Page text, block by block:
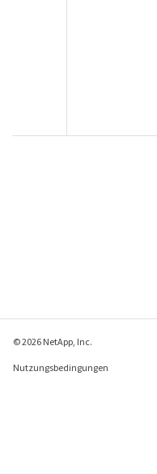
© 2026 NetApp, Inc.
Nutzungsbedingungen